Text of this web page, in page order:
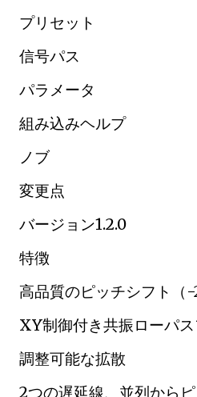
プリセット
信号パス
パラメータ
組み込みヘルプ
ノブ
変更点
バージョン1.2.0
特徴
高品質のピッチシフト（-
XY制御付き共振ローパス
調整可能な拡散
2つの遅延線、並列から